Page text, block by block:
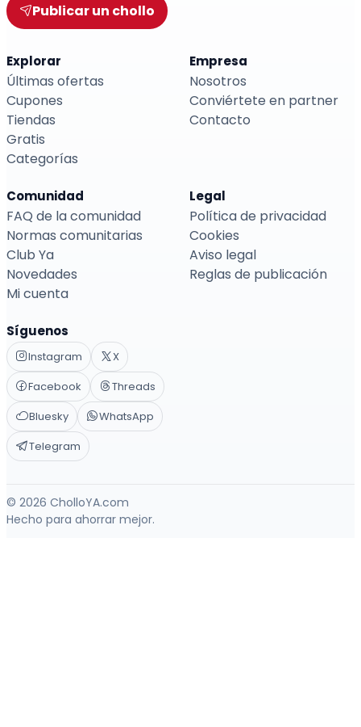
Publicar un chollo
Explorar
Últimas ofertas
Cupones
Tiendas
Gratis
Categorías
Empresa
Nosotros
Conviértete en partner
Contacto
Comunidad
FAQ de la comunidad
Normas comunitarias
Club Ya
Novedades
Mi cuenta
Legal
Política de privacidad
Cookies
Aviso legal
Reglas de publicación
Síguenos
Instagram
X
Facebook
Threads
Bluesky
WhatsApp
Telegram
© 2026 CholloYA.com
Hecho para ahorrar mejor.